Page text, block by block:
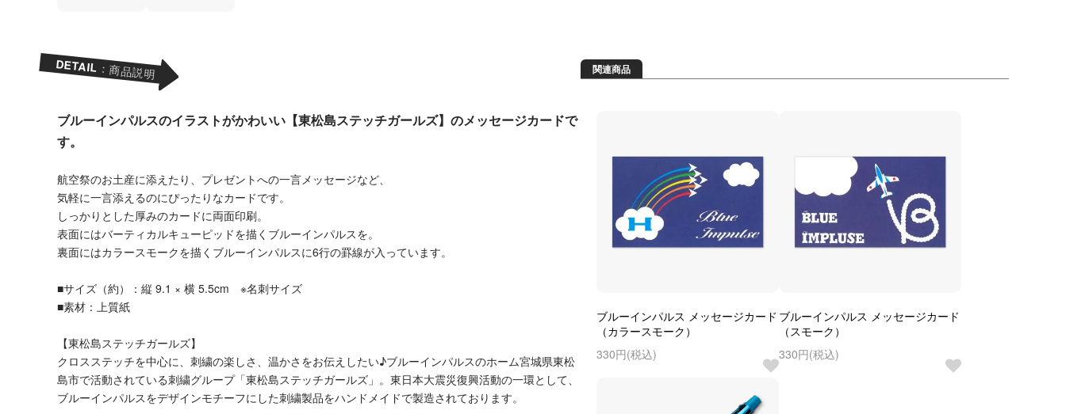
DETAIL：商品説明
ブルーインパルスのイラストがかわいい【東松島ステッチガールズ】のメッセージカードで
す。
航空祭のお土産に添えたり、プレゼントへの一言メッセージなど、
気軽に一言添えるのにぴったりなカードです。
しっかりとした厚みのカードに両面印刷。
表面にはバーティカルキューピッドを描くブルーインパルスを。
裏面にはカラースモークを描くブルーインパルスに6行の罫線が入っています。
■サイズ（約）：縦 9.1 × 横 5.5cm ※名刺サイズ
■素材：上質紙
【東松島ステッチガールズ】
クロスステッチを中心に、刺繍の楽しさ、温かさをお伝えしたい♪ブルーインパルスのホーム宮城県東松
島市で活動されている刺繍グループ「東松島ステッチガールズ」。東日本大震災復興活動の一環として、
ブルーインパルスをデザインモチーフにした刺繍製品をハンドメイドで製造されております。
関連商品
ブルーインパルス メッセージカード
（カラースモーク）
330円(税込)
ブルーインパルス メッセージカード
（スモーク）
330円(税込)